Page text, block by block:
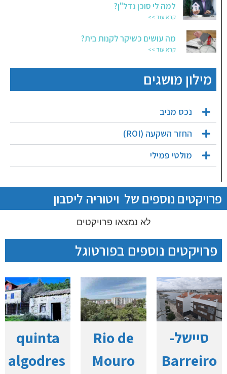
למה לי סוכן נדל"ן?
קרא עוד >>
מה עושים כשיקר לקנות בית?
קרא עוד >>
מילון מושגים
נכס מניב
החזר השקעה (ROI)
מולטי פמילי
פרויקטים נוספים של ויטוריה ליסבון
לא נמצאו פרויקטים
פרויקטים נוספים בפורטוגל
סיישל-
Barreiro
Rio de
Mouro
quinta
algodres